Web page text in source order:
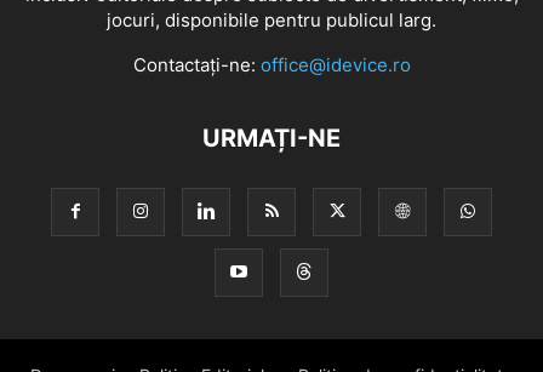
jocuri, disponibile pentru publicul larg.
Contactați-ne: office@idevice.ro
URMAȚI-NE